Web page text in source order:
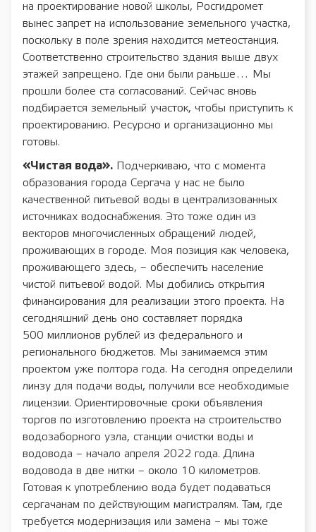
на проектирование новой школы, Росгидромет
вынес запрет на использование земельного участка,
поскольку в поле зрения находится метеостанция.
Соответственно строительство здания выше двух
этажей запрещено. Где они были раньше… Мы
прошли более ста согласований. Сейчас вновь
подбирается земельный участок, чтобы приступить к
проектированию. Ресурсно и организационно мы
готовы.
«Чистая вода». Подчеркиваю, что с момента
образования города Сергача у нас не было
качественной питьевой воды в централизованных
источниках водоснабжения. Это тоже один из
векторов многочисленных обращений людей,
проживающих в городе. Моя позиция как человека,
проживающего здесь, – обеспечить население
чистой питьевой водой. Мы добились открытия
финансирования для реализации этого проекта. На
сегодняшний день оно составляет порядка
500 миллионов рублей из федерального и
регионального бюджетов. Мы занимаемся этим
проектом уже полтора года. На сегодня определили
линзу для подачи воды, получили все необходимые
лицензии. Ориентировочные сроки объявления
торгов по изготовлению проекта на строительство
водозаборного узла, станции очистки воды и
водовода – начало апреля 2022 года. Длина
водовода в две нитки – около 10 километров.
Готовая к употреблению вода будет подаваться
сергачанам по действующим магистралям. Там, где
требуется модернизация или замена – мы тоже